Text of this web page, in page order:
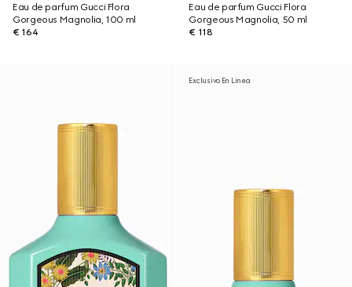
Eau de parfum Gucci Flora
Gorgeous Magnolia, 100 ml
€ 164
Eau de parfum Gucci Flora
Gorgeous Magnolia, 50 ml
€ 118
Exclusivo En Línea